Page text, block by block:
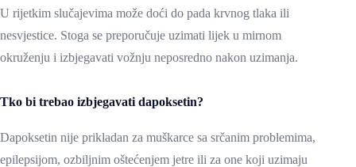
U rijetkim slučajevima može doći do pada krvnog tlaka ili
nesvjestice. Stoga se preporučuje uzimati lijek u mirnom
okruženju i izbjegavati vožnju neposredno nakon uzimanja.
Tko bi trebao izbjegavati dapoksetin?
Dapoksetin nije prikladan za muškarce sa srčanim problemima,
epilepsijom, ozbiljnim oštećenjem jetre ili za one koji uzimaju